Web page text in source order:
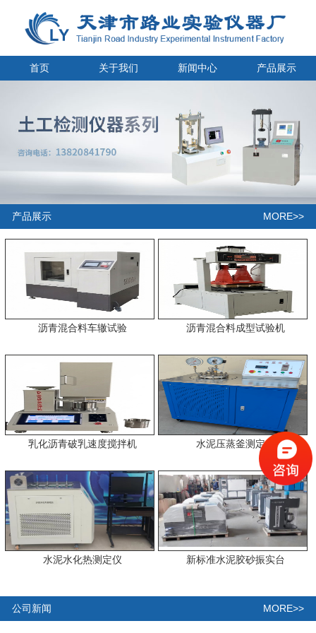
首页 关于我们 新闻中心 产品展示
产品展示 MORE>>
沥青混合料车辙试验 沥青混合料成型试验机
乳化沥青破乳速度搅拌机 水泥压蒸釜测定仪
水泥水化热测定仪 新标准水泥胶砂振实台
公司新闻 MORE>>